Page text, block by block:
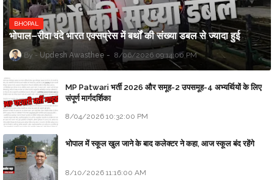
BHOPAL
भोपाल–रीवा वंदे भारत एक्सप्रेस में बर्थों की संख्या डबल से ज्यादा हुई
Updesh Awasthee 8/06/2026 09:14:00 PM
MP Patwari भर्ती 2026 और समूह-2 उपसमूह-4 अभ्यर्थियों के लिए
संपूर्ण मार्गदर्शिका
8/04/2026 10:32:00 PM
भोपाल में स्कूल खुल जाने के बाद कलेक्टर ने कहा, आज स्कूल बंद रहेंगे
8/10/2026 11:16:00 AM